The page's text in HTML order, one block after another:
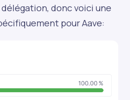
donc voici une
pour Aave: